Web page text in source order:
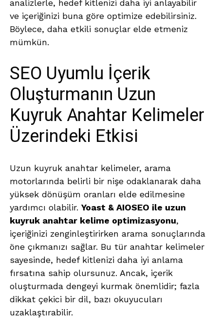
analizlerle, hedef kitlenizi daha iyi anlayabilir
ve içeriğinizi buna göre optimize edebilirsiniz.
Böylece, daha etkili sonuçlar elde etmeniz
mümkün.
SEO Uyumlu İçerik
Oluşturmanın Uzun
Kuyruk Anahtar Kelimeler
Üzerindeki Etkisi
Uzun kuyruk anahtar kelimeler, arama
motorlarında belirli bir nişe odaklanarak daha
yüksek dönüşüm oranları elde edilmesine
yardımcı olabilir. Yoast & AIOSEO ile uzun
kuyruk anahtar kelime optimizasyonu,
içeriğinizi zenginleştirirken arama sonuçlarında
öne çıkmanızı sağlar. Bu tür anahtar kelimeler
sayesinde, hedef kitlenizi daha iyi anlama
fırsatına sahip olursunuz. Ancak, içerik
oluşturmada dengeyi kurmak önemlidir; fazla
dikkat çekici bir dil, bazı okuyucuları
uzaklaştırabilir.